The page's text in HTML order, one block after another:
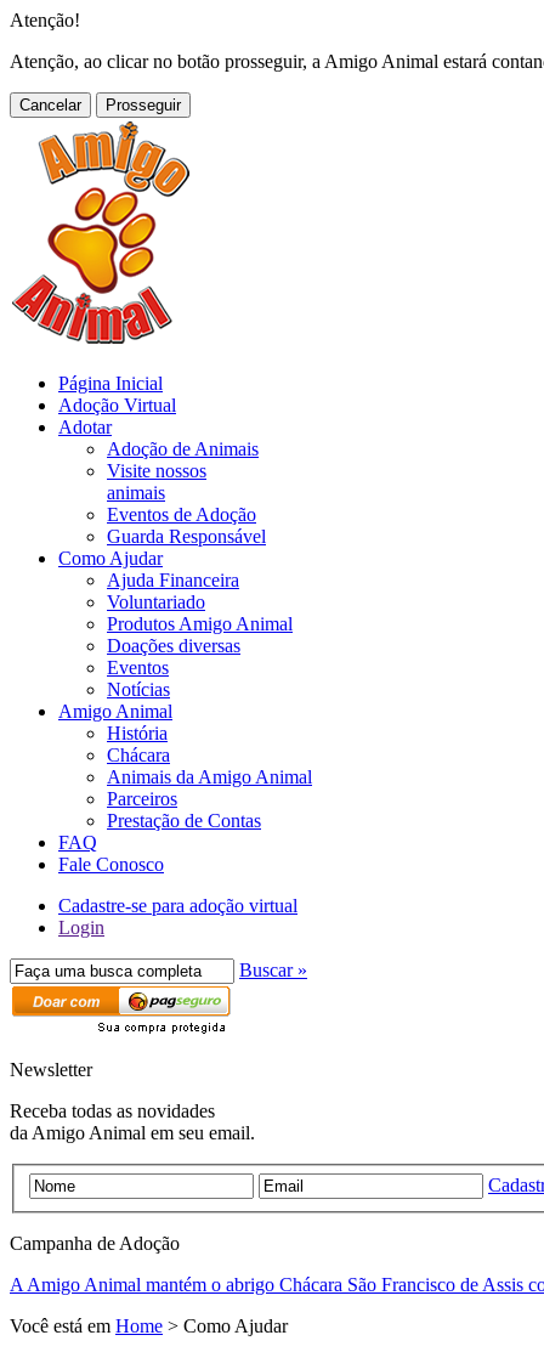
Atenção!
Atenção, ao clicar no botão prosseguir, a Amigo Animal estará
Cancelar
Página Inicial
Adoção Virtual
Adotar
Adoção de Animais
Visite nossos
animais
Eventos de Adoção
Guarda Responsável
Como Ajudar
Ajuda Financeira
Voluntariado
Produtos Amigo Animal
Doações diversas
Eventos
Notícias
Amigo Animal
História
Chácara
Animais da Amigo Animal
Parceiros
Prestação de Contas
FAQ
Fale Conosco
Cadastre-se para adoção virtual
Login
Buscar »
Newsletter
Receba todas as novidades
da Amigo Animal em seu email.
Campanha de Adoção
A Amigo Animal mantém o abrigo Chácara São Francisco de Assis
Você está em Home > Como Ajudar